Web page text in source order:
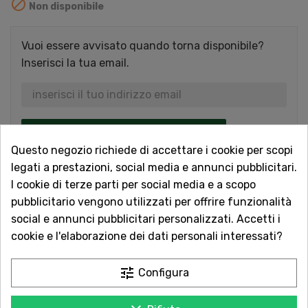
 Non disponibile
Vuoi essere avvisato quando torna disponibile?
Inserisci la tua email.
Acquista in totale sicurezza
Dal 1957 a Catania. Clicca e leggi le oltre
1.000 recensioni dei nostri clienti.
Consegna in tutta Italia in 5 giorni
Questo negozio richiede di accettare i cookie per scopi
legati a prestazioni, social media e annunci pubblicitari.
I cookie di terze parti per social media e a scopo
pubblicitario vengono utilizzati per offrire funzionalità
social e annunci pubblicitari personalizzati. Accetti i
cookie e l'elaborazione dei dati personali interessati?
tune Configura